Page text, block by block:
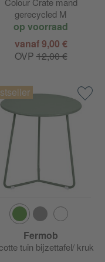
gerecycled M
op voorraad
vanaf 9,00 €
OVP12,00 €
Fermob
tuin bijzettafel/ kruk